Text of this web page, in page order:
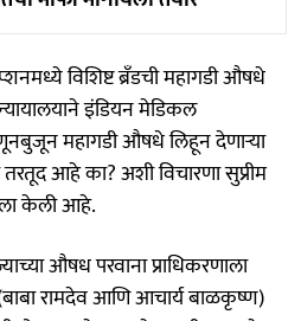
विशिष्ट ब्रँडची महागडी औषधे
इंडियन मेडिकल
महागडी औषधे लिहून देणाऱ्या
तरतूद आहे का? अशी विचारणा सुप्रीम
केली आहे.
औषध परवाना प्राधिकरणाला
रामदेव आणि आचार्य बाळकृष्ण)